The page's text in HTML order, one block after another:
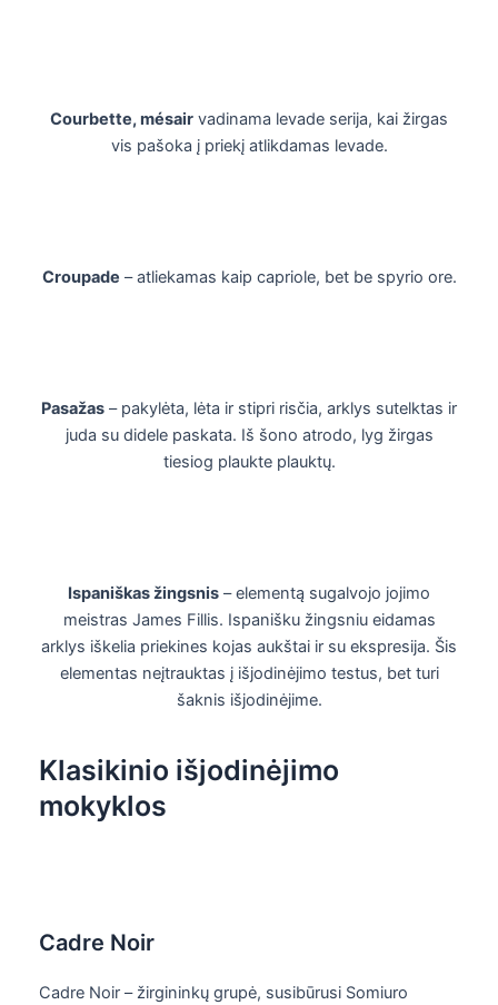
Courbette, mésair vadinama levade serija, kai žirgas
vis pašoka į priekį atlikdamas levade.
Croupade – atliekamas kaip capriole, bet be spyrio ore.
Pasažas – pakylėta, lėta ir stipri risčia, arklys sutelktas ir
juda su didele paskata. Iš šono atrodo, lyg žirgas
tiesiog plaukte plauktų.
Ispaniškas žingsnis – elementą sugalvojo jojimo
meistras James Fillis. Ispanišku žingsniu eidamas
arklys iškelia priekines kojas aukštai ir su ekspresija. Šis
elementas neįtrauktas į išjodinėjimo testus, bet turi
šaknis išjodinėjime.
Klasikinio išjodinėjimo
mokyklos
Cadre Noir
Cadre Noir – žirgininkų grupė, susibūrusi Somiuro